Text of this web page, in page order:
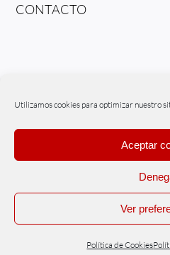
Utilizamos cookies para optimizar nuestro
Aceptar
Ver
Política de Cookies
CONTACTO
© Copyright – Osteonex |
Políticas de Cookies|Políticas de
de